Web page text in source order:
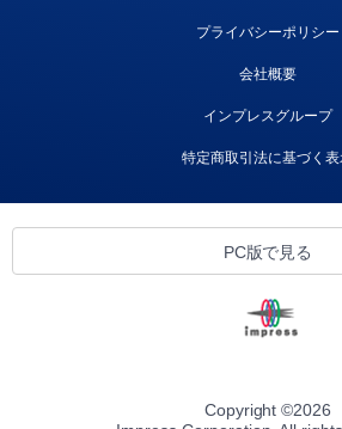
プライバシーポリシー
会社概要
インプレスグループ
特定商取引法に基づく
PC版で見る
Copyright ©2026